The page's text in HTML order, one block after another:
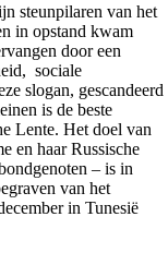
steunpilaren van het
in opstand kwam
door een
sociale
slogan, gescandeerd
is de beste
Lente. Het doel van
en haar Russische
– is in
van het
in Tunesië